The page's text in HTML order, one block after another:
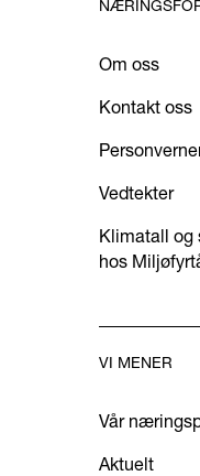
Om oss
Kontakt oss
Vedtekter
Klimatall og
hos
VI MENER
Vår
Aktuelt